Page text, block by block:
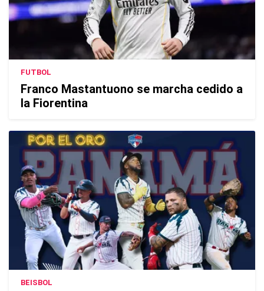
FUTBOL
Franco Mastantuono se marcha cedido a
la Fiorentina
BEISBOL